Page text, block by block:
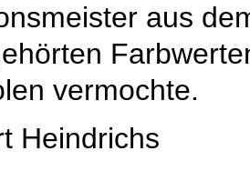
aus
vermochte.
Heindrichs